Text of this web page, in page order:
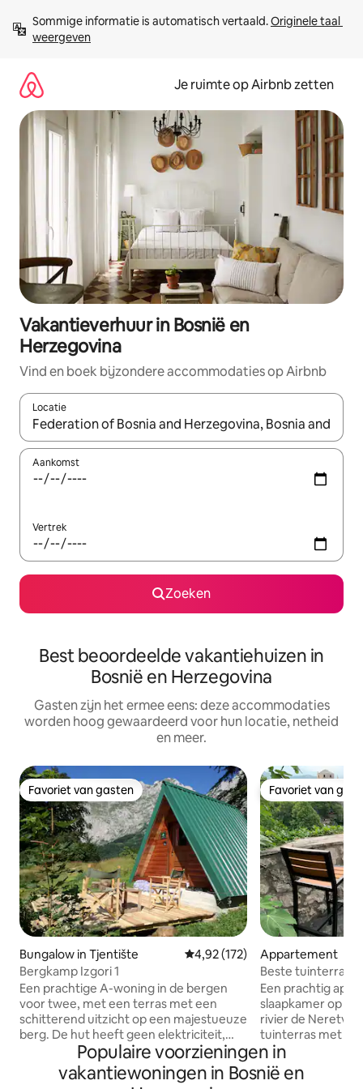
direct
naar
Sommige informatie is automatisch vertaald. Originele taal
weergeven
Je ruimte op Airbnb zetten
Vakantieverhuur in Bosnië en
Herzegovina
Vind en boek bijzondere accommodaties op Airbnb
Locatie
Wanneer er suggesties beschikbaar zijn, maak je een keuze
Aankomst
Vertrek
Zoeken
Best beoordeelde vakantiehuizen in
Bosnië en Herzegovina
Gasten zijn het ermee eens: deze accommodaties
worden hoog gewaardeerd voor hun locatie, netheid
en meer.
Favoriet van gasten
Favoriet van gasten
Bungalow in Tjentište Gemiddelde beoordeling van
4,92 (172)
Bergkamp Izgori 1
Een prachtige A-woning in de bergen
voor twee, met een terras met een
schitterend uitzicht op een majestueuze
berg. De hut heeft geen elektriciteit,
maar wel verlichting, apparaten en alles
wat je nodig hebt; je kunt je apparaten
opladen in ons restaurant. Op 40 meter
Favoriet van
Favoriet van
Appartement
Beste tuinterras
oude brug
Een prachtig
slaapkamer op
rivier de Neretva
tuinterras met
Bridge en de
volledig
perfecte keuze
Populaire voorzieningen in
vakantiewoningen in Bosnië en